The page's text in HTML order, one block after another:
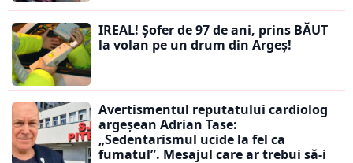
IREAL! Șofer de 97 de ani, prins BĂUT
la volan pe un drum din Argeș!
Avertismentul reputatului cardiolog
argeșean Adrian Tase:
„Sedentarismul ucide la fel ca
fumatul”. Mesajul care ar trebui să-i